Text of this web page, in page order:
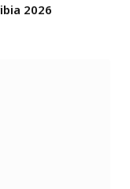
2026